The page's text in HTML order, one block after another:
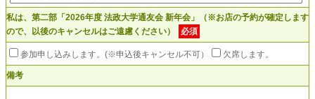
私は、第二部「2026年度 法政大学通友会 新年会」（※お店の予約が確定します
ので、以後のキャンセルはご遠慮ください）
必須
参加申し込みします。(※申込後キャンセル不可） 欠席します。
備考